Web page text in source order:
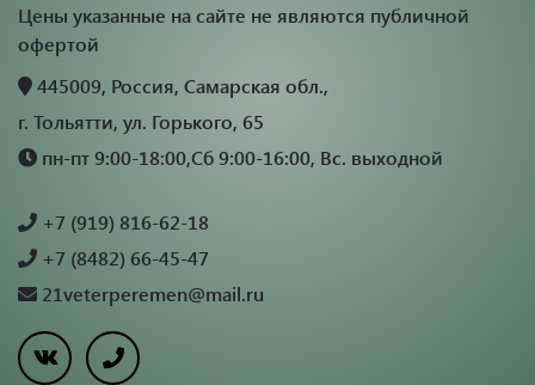
Цены указанные на сайте не являются публичной
офертой
445009, Россия, Самарская обл.,
г. Тольятти, ул. Горького, 65
пн-пт 9:00-18:00,Сб 9:00-16:00, Вс. выходной
+7 (919) 816-62-18
+7 (8482) 66-45-47
21veterperemen@mail.ru